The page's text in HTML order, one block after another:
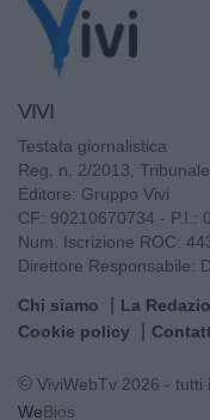
VIVI
Testata giornalistica
Reg. n. 2/2013,
Editore: Gruppo Vivi
CF: 90210670734 - P.I.:
Num. Iscrizione ROC:
Direttore Responsabile:
Chi siamo La
Cookie policy
© ViviWebTv 2026 -
WeBios